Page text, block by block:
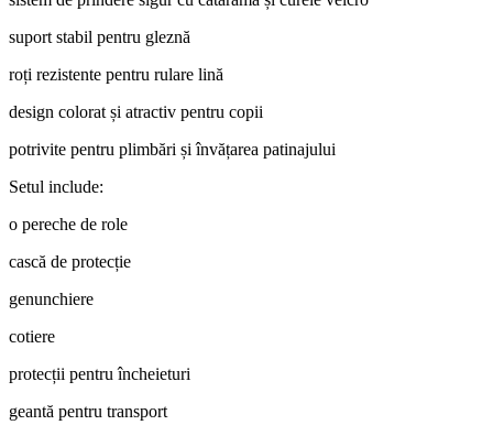
suport stabil pentru gleznă
roți rezistente pentru rulare lină
design colorat și atractiv pentru copii
potrivite pentru plimbări și învățarea patinajului
Setul include:
o pereche de role
cască de protecție
genunchiere
cotiere
protecții pentru încheieturi
geantă pentru transport